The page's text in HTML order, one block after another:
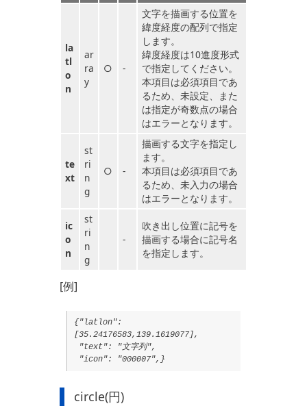
la
tl
o
n
ar
ra
y
○ -
文字を描画する位置を
緯度経度の配列で指定
します。
緯度経度は10進度形式
で指定してください。
本項目は必須項目であ
るため、未設定、また
は指定が奇数点の場合
はエラーとなります。
te
xt
st
ri
n
g
○ -
描画する文字を指定し
ます。
本項目は必須項目であ
るため、未入力の場合
はエラーとなります。
ic
o
n
st
ri
n
g
-
吹き出し位置に記号を
描画する場合に記号名
を指定します。
[例]
{"latlon":
[35.24176583,139.1619077],
"text": "文字列",
"icon": "000007",}
circle(円)